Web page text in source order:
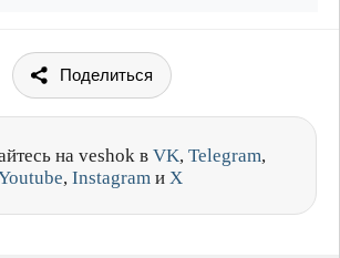
Поделиться
на veshok в VK, Telegram,
, Instagram и X